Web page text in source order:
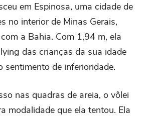
em Espinosa, uma cidade de
no interior de Minas Gerais,
a Bahia. Com 1,94 m, ela
das crianças da sua idade
sentimento de inferioridade.
nas quadras de areia, o vôlei
modalidade que ela tentou. Ela